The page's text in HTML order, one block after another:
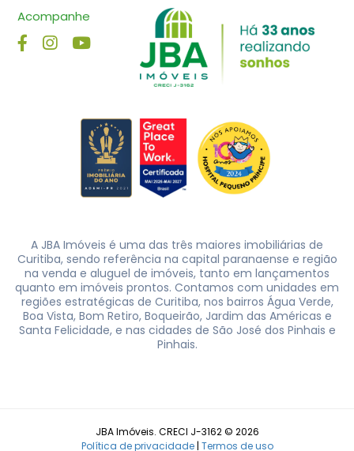
Acompanhe
A JBA Imóveis é uma das três maiores imobiliárias de
Curitiba, sendo referência na capital paranaense e região
na venda e aluguel de imóveis, tanto em lançamentos
quanto em imóveis prontos. Contamos com unidades em
regiões estratégicas de Curitiba, nos bairros Água Verde,
Boa Vista, Bom Retiro, Boqueirão, Jardim das Américas e
Santa Felicidade, e nas cidades de São José dos Pinhais e
Pinhais.
JBA Imóveis. CRECI J-3162 © 2026
Política de privacidade| Termos de uso